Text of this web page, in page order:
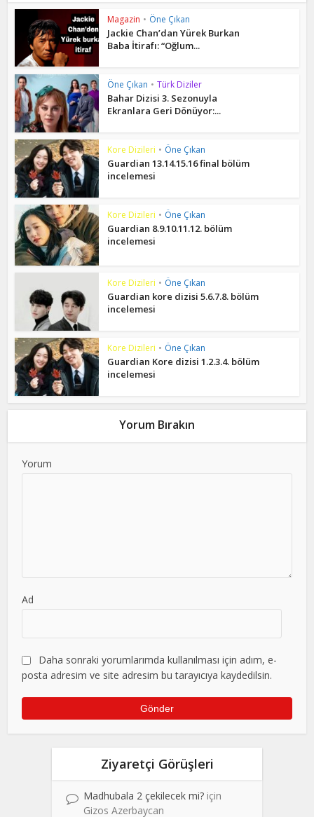
Magazin • Öne Çıkan
Jackie Chan’dan Yürek Burkan
Baba İtirafı: “Oğlum...
Öne Çıkan • Türk Diziler
Bahar Dizisi 3. Sezonuyla
Ekranlara Geri Dönüyor:...
Kore Dizileri • Öne Çıkan
Guardian 13.14.15.16 final bölüm
incelemesi
Kore Dizileri • Öne Çıkan
Guardian 8.9.10.11.12. bölüm
incelemesi
Kore Dizileri • Öne Çıkan
Guardian kore dizisi 5.6.7.8. bölüm
incelemesi
Kore Dizileri • Öne Çıkan
Guardian Kore dizisi 1.2.3.4. bölüm
incelemesi
Yorum Bırakın
Yorum
Ad
Daha sonraki yorumlarımda kullanılması için adım, e-
posta adresim ve site adresim bu tarayıcıya kaydedilsin.
Ziyaretçi Görüşleri
Madhubala 2 çekilecek mi? için
Gizos Azerbaycan